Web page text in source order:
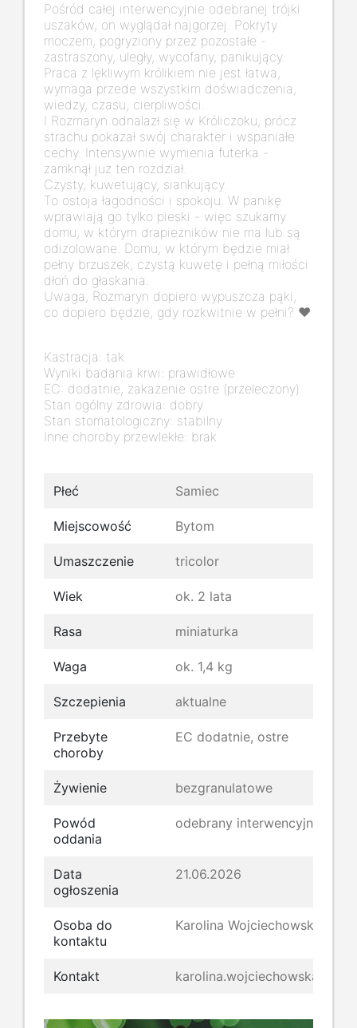
Pośród całej interwencyjnie odebranej trójki
uszaków, on wyglądał najgorzej. Pokryty
moczem, pogryziony przez pozostałe -
zastraszony, uległy, wycofany, panikujący.
Praca z lękliwym królikiem nie jest łatwa,
wymaga przede wszystkim doświadczenia,
wiedzy, czasu, cierpliwości.
I Rozmaryn odnalazł się w Króliczoku, prócz
strachu pokazał swój charakter i wspaniałe
cechy. Intensywnie wymienia futerka -
zamknął już ten rozdział.
Czysty, kuwetujący, siankujący.
To ostoja łagodności i spokoju. W panikę
wprawiają go tylko pieski - więc szukamy
domu, w którym drapieżników nie ma lub są
odizolowane. Domu, w którym będzie miał
pełny brzuszek, czystą kuwetę i pełną miłości
dłoń do głaskania.
Uwaga, Rozmaryn dopiero wypuszcza pąki,
co dopiero będzie, gdy rozkwitnie w pełni? ❤️
Kastracja: tak
Wyniki badania krwi: prawidłowe
EC: dodatnie, zakażenie ostre (przeleczony)
Stan ogólny zdrowia: dobry
Stan stomatologiczny: stabilny
Inne choroby przewlekłe: brak
Płeć Samiec
Miejscowość Bytom
Umaszczenie tricolor
Wiek ok. 2 lata
Rasa miniaturka
Waga ok. 1,4 kg
Szczepienia aktualne
Przebyte
choroby
EC dodatnie, ostre
Żywienie bezgranulatowe
Powód
oddania
odebrany interwencyjnie
Data
ogłoszenia
21.06.2026
Osoba do
kontaktu
Karolina Wojciechowska
Kontakt